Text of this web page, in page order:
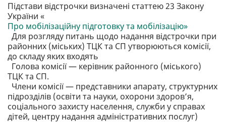
Підстави відстрочки визначені статтею 23 Закону
України «
Про мобілізаційну підготовку та мобілізацію»
Для розгляду питань щодо надання відстрочки при
районних (міських) ТЦК та СП утворюються комісії,
до складу яких входять
Голова комісії — керівник районного (міського)
ТЦК та СП.
Члени комісії — представники апарату, структурних
підрозділів (освіти та науки, охорони здоров’я,
соціального захисту населення, служби у справах
дітей, центру надання адміністративних послуг)